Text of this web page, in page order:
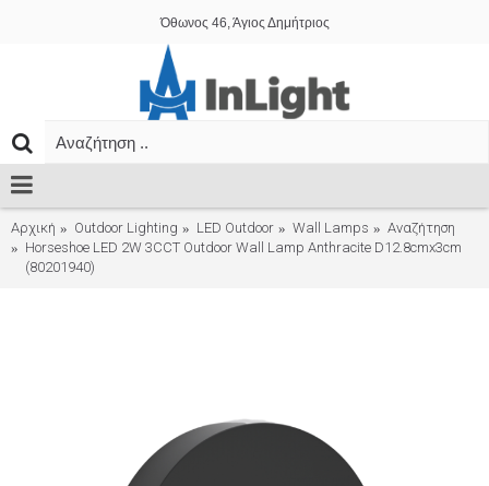
Όθωνος 46, Άγιος Δημήτριος
Αρχική Outdoor Lighting LED Outdoor Wall Lamps
Αναζήτηση
Horseshoe LED 2W 3CCT Outdoor Wall Lamp Anthracite D12.8cmx3cm
(80201940)